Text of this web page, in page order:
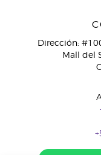
Dirección:
Mall del